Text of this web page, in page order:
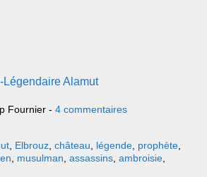
Légendaire Alamut
Fournier - 4 commentaires
Elbrouz château légende prophète
musulman assassins ambroisie